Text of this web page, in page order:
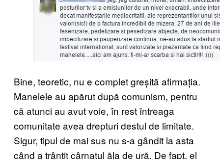
Bine, teoretic, nu e complet greșită afirmația.
Manelele au apărut după comunism, pentru
că atunci au avut voie, în rest întreaga
comunitate avea drepturi destul de limitate.
Sigur, tipul de mai sus nu s-a gândit la asta
când a trântit cârnatul ăla de ură. De fapt, el